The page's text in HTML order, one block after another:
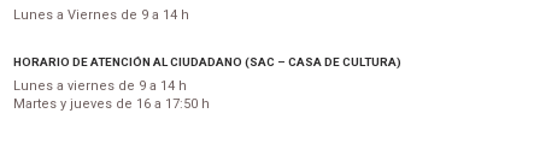
Lunes a Viernes de 9 a 14 h
HORARIO DE ATENCIÓN AL CIUDADANO (SAC – CASA DE CULTURA)
Lunes a viernes de 9 a 14 h
Martes y jueves de 16 a 17:50 h